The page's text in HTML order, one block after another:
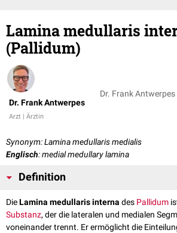
Lamina medullaris
(Pallidum)
Dr. Frank Antwerpes
Arzt | Ärztin
Dr. Frank Antwerpes
Synonym: Lamina medullaris medialis
Englisch: medial medullary lamina
Definition
DieLamina medullaris interna des Pallidum
Substanz, der die lateralen und medialen
voneinander trennt. Er ermöglicht die